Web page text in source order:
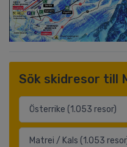
Sök skidresor till